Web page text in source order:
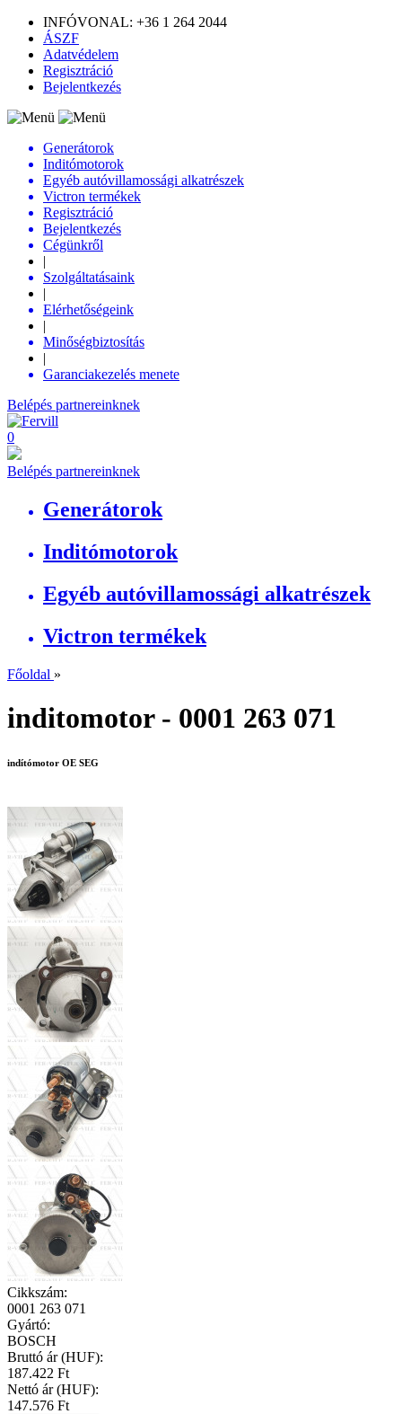
INFÓVONAL: +36 1 264 2044
ÁSZF
Adatvédelem
Regisztráció
Bejelentkezés
Generátorok
Inditómotorok
Egyéb autóvillamossági alkatrészek
Victron termékek
Regisztráció
Bejelentkezés
Cégünkről
|
Szolgáltatásaink
|
Elérhetőségeink
|
Minőségbiztosítás
|
Garanciakezelés menete
Belépés partnereinknek
0
Belépés partnereinknek
Generátorok
Inditómotorok
Egyéb autóvillamossági alkatrészek
Victron termékek
Főoldal »
inditomotor - 0001 263 071
indítómotor OE SEG
Cikkszám:
0001 263 071
Gyártó:
BOSCH
Bruttó ár (HUF):
187.422 Ft
Nettó ár (HUF):
147.576 Ft